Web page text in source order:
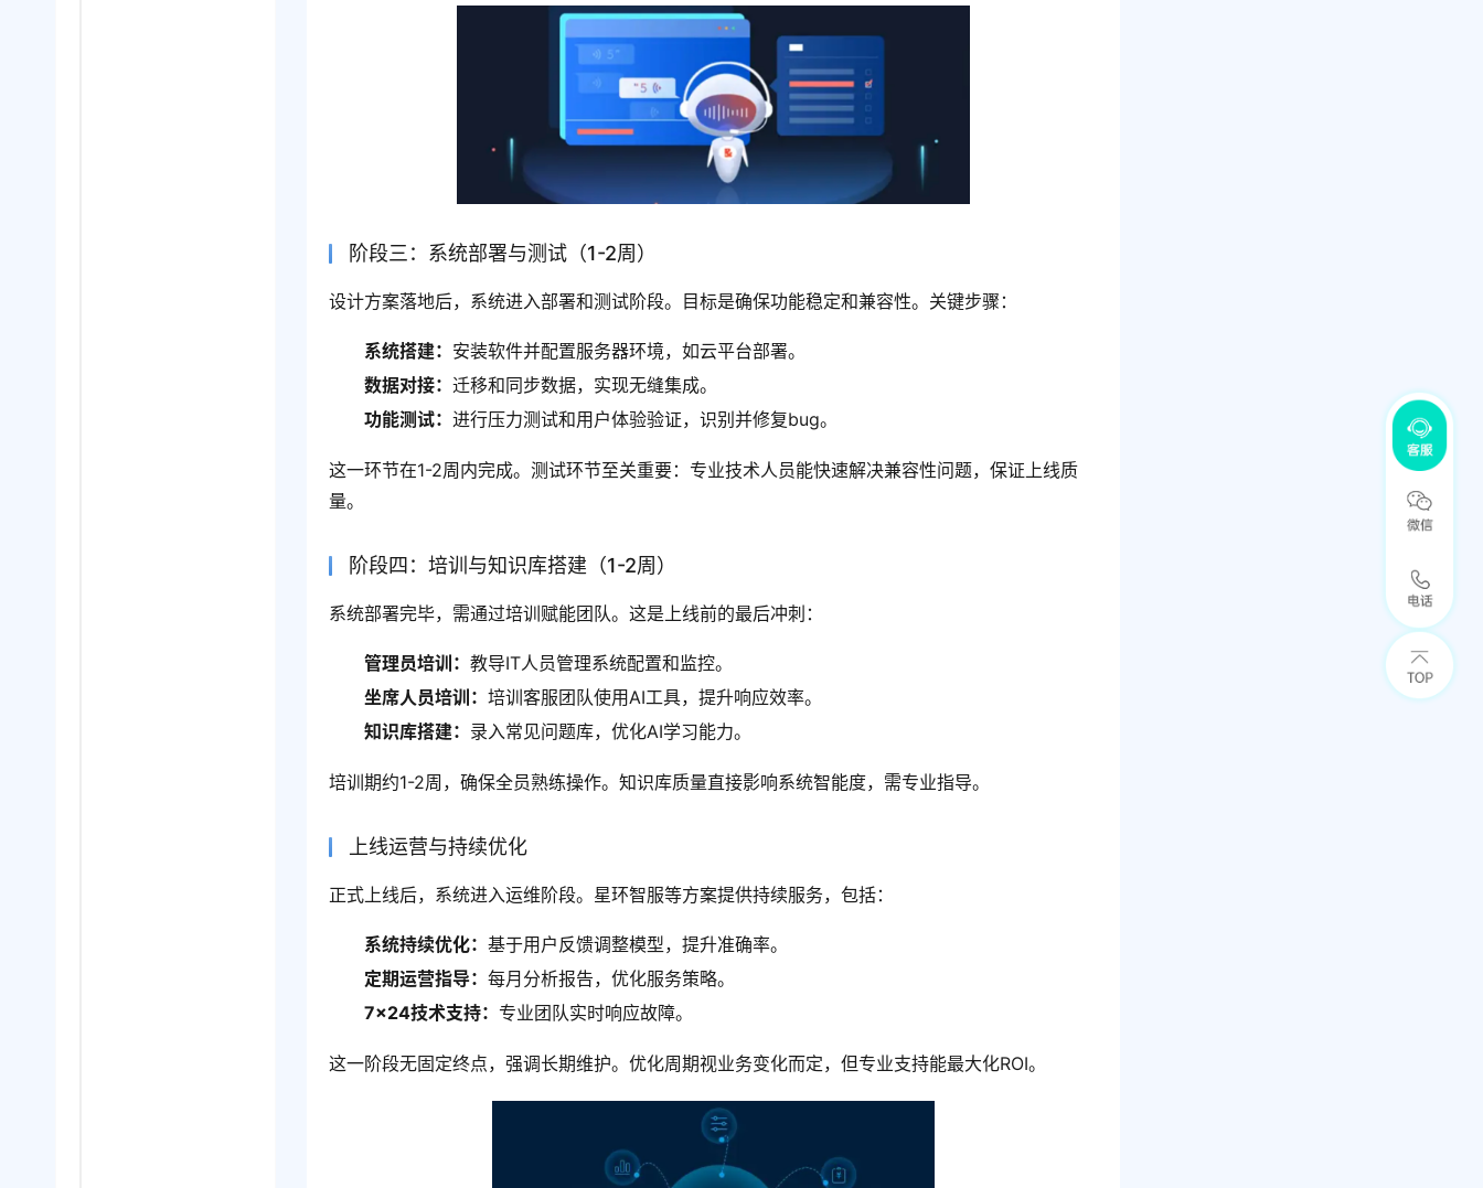
阶段三：系统部署与测试（1-2周）
设计方案落地后，系统进入部署和测试阶段。目标是确保功能稳定和兼容性。关键步骤：
系统搭建： 安装软件并配置服务器环境，如云平台部署。
数据对接：迁移和同步数据，实现无缝集成。
功能测试：进行压力测试和用户体验验证，识别并修复bug。
这一环节在1-2周内完成。测试环节至关重要：专业技术人员能快速解决兼容性问题，保证上线质
量。
阶段四：培训与知识库搭建（1-2周）
系统部署完毕，需通过培训赋能团队。这是上线前的最后冲刺：
管理员培训：教导IT人员管理系统配置和监控。
坐席人员培训：培训客服团队使用AI工具，提升响应效率。
知识库搭建： 录入常见问题库，优化AI学习能力。
培训期约1-2周，确保全员熟练操作。知识库质量直接影响系统智能度，需专业指导。
上线运营与持续优化
正式上线后，系统进入运维阶段。星环智服等方案提供持续服务，包括：
系统持续优化：基于用户反馈调整模型，提升准确率。
定期运营指导：每月分析报告，优化服务策略。
7×24技术支持：专业团队实时响应故障。
这一阶段无固定终点，强调长期维护。优化周期视业务变化而定，但专业支持能最大化ROI。